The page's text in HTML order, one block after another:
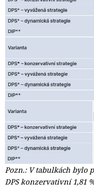
Pozn.: V tabulkách bylo
DPS konzervativní 1,81